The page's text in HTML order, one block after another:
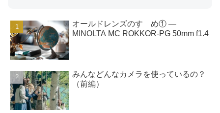
オールドレンズのすゝめ① ―
MINOLTA MC ROKKOR-PG 50mm f1.4
みんなどんなカメラを使っているの？
（前編）